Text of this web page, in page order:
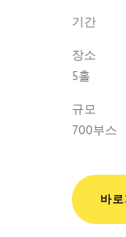
기간
장소
5홀
규모
700부스
바